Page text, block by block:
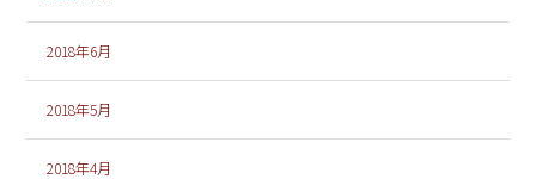
2018年6月
2018年5月
2018年4月